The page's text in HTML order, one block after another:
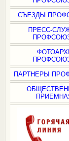
СЪЕЗДЫ
ПРЕСС-
ПАРТНЕРЫ